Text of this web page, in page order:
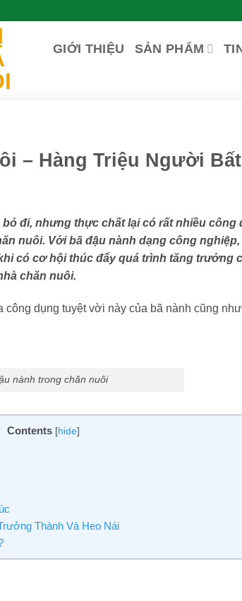
GIỚI THIỆU SẢN PHẨM
– Hàng Triệu Người
đi, nhưng thực chất lại có rất nhiều công
nuôi. Với bã đậu nành dạng công
có cơ hội thúc đẩy quá trình tăng trưởng
chăn nuôi.
công dụng tuyệt vời này của bã nành cũng
nành trong chăn nuôi
Contents [hide]
Thành Và Heo Nái